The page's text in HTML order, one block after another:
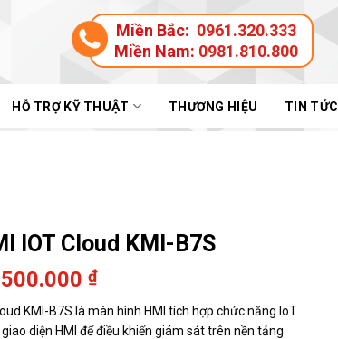
Miền Bắc: 0961.320.333
Miền Nam: 0981.810.800
HỖ TRỢ KỸ THUẬT THƯƠNG HIỆU TIN TỨC
IOT Cloud KMI-B7S
₫
KMI-B7S là màn hình HMI tích hợp chức năng IoT
diện HMI để điều khiển giám sát trên nền tảng